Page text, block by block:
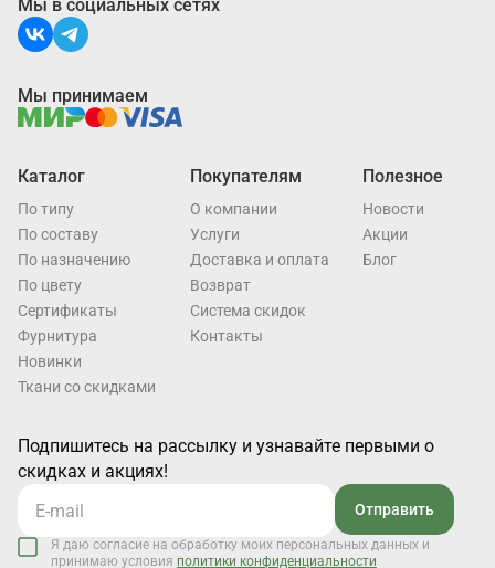
Каталог
По типу
По составу
По назначению
По цвету
Cертификаты
Фурнитура
Новинки
Ткани со скидками
Покупателям
О компании
Услуги
Доставка и оплата
Возврат
Система скидок
Контакты
Полезное
Новости
Акции
Блог
Подпишитесь на рассылку и узнавайте первыми о
скидках и акциях!
Отправить
Я даю согласие на обработку моих персональных данных и
принимаю условия политики конфиденциальности
Мы в социальных сетях
Мы принимаем